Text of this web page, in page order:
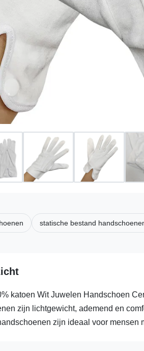
statische bestand
katoen Wit Juwelen Handschoen
zijn lichtgewicht, ademend en
zijn ideaal voor mensen